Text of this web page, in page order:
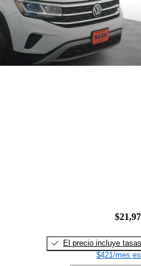
El precio incluye tasas
$421/mes